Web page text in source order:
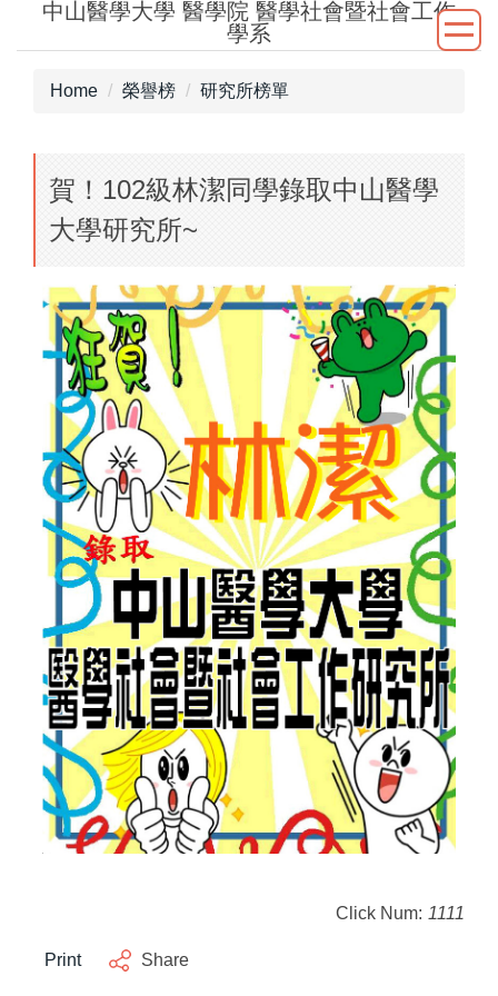
Jump
block
中山醫學大學 醫學院 醫學社會暨社會工作
學系
Home 榮譽榜 研究所榜單
賀！102級林潔同學錄取中山醫學
大學研究所~
Click Num: 1111
Print Share